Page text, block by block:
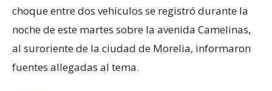
choque entre dos vehículos se registró durante la
noche de este martes sobre la avenida Camelinas,
al suroriente de la ciudad de Morelia, informaron
fuentes allegadas al tema.